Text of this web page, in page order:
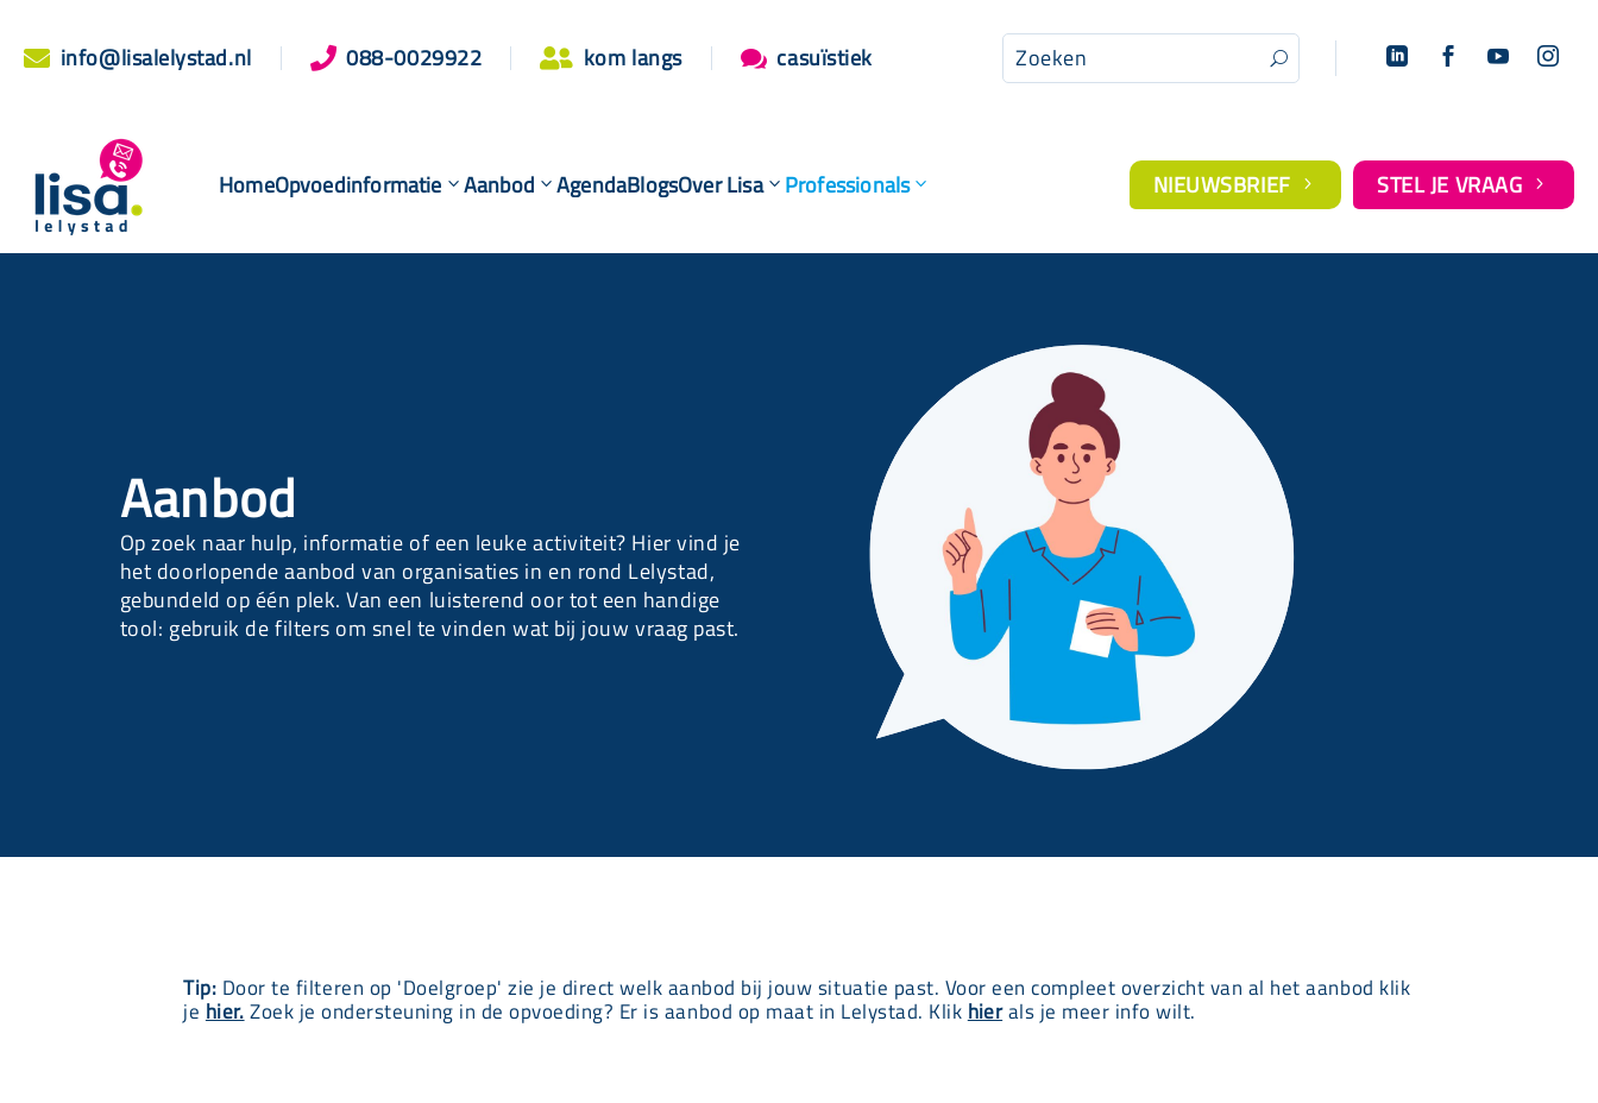
 info@lisalelystad.nl  088-0029922  kom langs  casuïstiek U    
HomeOpvoedinformatie Aanbod AgendaBlogsOver Lisa Professionals NIEUWSBRIEF 5 STEL JE VRAAG 5
Aanbod
Op zoek naar hulp, informatie of een leuke activiteit? Hier vind je
het doorlopende aanbod van organisaties in en rond Lelystad,
gebundeld op één plek. Van een luisterend oor tot een handige
tool: gebruik de filters om snel te vinden wat bij jouw vraag past.
Tip: Door te filteren op 'Doelgroep' zie je direct welk aanbod bij jouw situatie past. Voor een compleet overzicht van al het aanbod klik
jehier.Zoek je ondersteuning in de opvoeding? Er is aanbod op maat in Lelystad. Klikhierals je meer info wilt.